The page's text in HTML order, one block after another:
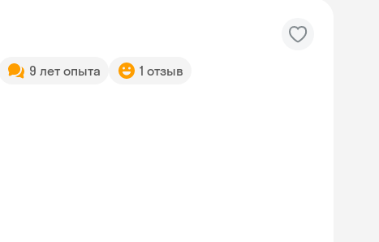
9 лет опыта 1 отзыв